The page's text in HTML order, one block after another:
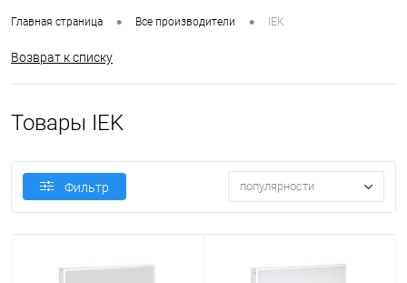
Главная страница • Все производители • IEK
Возврат к списку
Товары IEK
Фильтр популярности